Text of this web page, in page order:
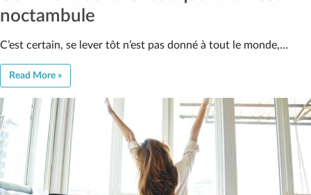
noctambule
C’est certain, se lever tôt n’est pas donné à tout le monde,…
Read More »